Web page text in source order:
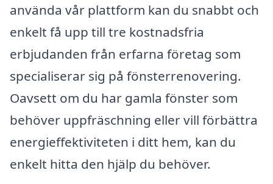
använda vår plattform kan du snabbt och
enkelt få upp till tre kostnadsfria
erbjudanden från erfarna företag som
specialiserar sig på fönsterrenovering.
Oavsett om du har gamla fönster som
behöver uppfräschning eller vill förbättra
energieffektiviteten i ditt hem, kan du
enkelt hitta den hjälp du behöver.